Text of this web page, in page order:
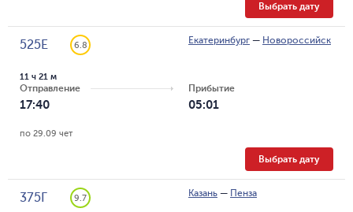
Выбрать дату
525Е 6.8 Екатеринбург — Новороссийск
Отправление
17:40
11 ч 21 м
Прибытие
05:01
по 29.09 чет
Выбрать дату
375Г 9.7 Казань — Пенза